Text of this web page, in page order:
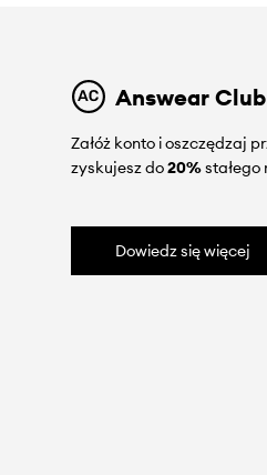
Answear Club
Załóż konto i oszczędzaj
zyskujesz do20%stałego
Dowiedz się więcej